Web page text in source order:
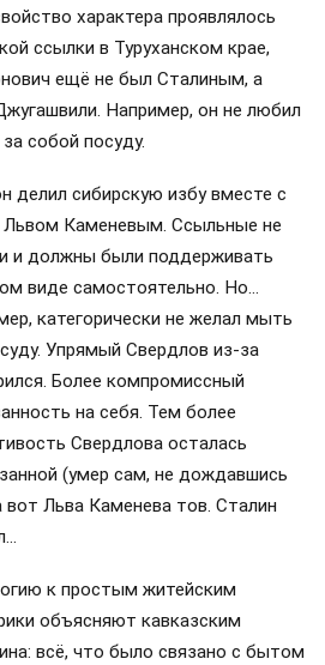
характера проявлялось
ссылки в Туруханском крае,
ещё не был Сталиным, а
Например, он не любил
собой посуду.
делил сибирскую избу вместе с
Каменевым. Ссыльные не
и должны были поддерживать
виде самостоятельно. Но…
категорически не желал мыть
Упрямый Свердлов из-за
Более компромиссный
на себя. Тем более
Свердлова осталась
(умер сам, не дождавшись
вот Льва Каменева тов. Сталин
к простым житейским
объясняют кавказским
всё, что было связано с бытом